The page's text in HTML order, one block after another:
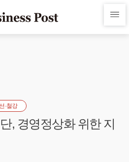
·철강
, 경영정상화 위한 지